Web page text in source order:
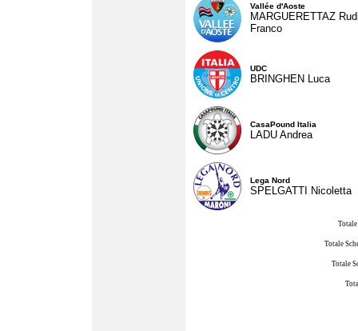
Vallée d'Aoste
MARGUERETTAZ
Franco
UDC
BRINGHEN Luca
CasaPound Italia
LADU Andrea
Lega Nord
SPELGATTI Nicoletta
Totale
Totale